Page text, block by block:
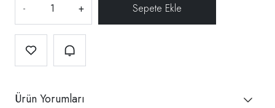
- +
Ürün Yorumları